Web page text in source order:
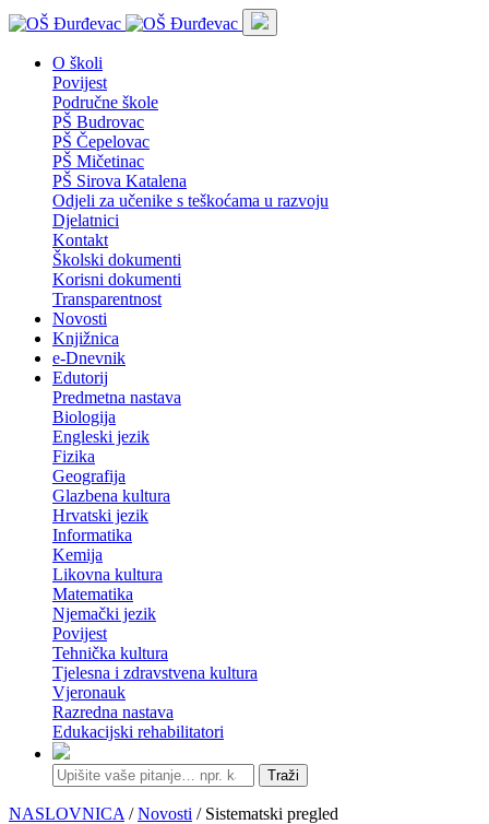
O školi
Povijest
Područne škole
PŠ Budrovac
PŠ Čepelovac
PŠ Mičetinac
PŠ Sirova Katalena
Odjeli za učenike s teškoćama u razvoju
Djelatnici
Kontakt
Školski dokumenti
Korisni dokumenti
Transparentnost
Novosti
Knjižnica
e-Dnevnik
Edutorij
Predmetna nastava
Biologija
Engleski jezik
Fizika
Geografija
Glazbena kultura
Hrvatski jezik
Informatika
Kemija
Likovna kultura
Matematika
Njemački jezik
Povijest
Tehnička kultura
Tjelesna i zdravstvena kultura
Vjeronauk
Razredna nastava
Edukacijski rehabilitatori
Traži
NASLOVNICA /Novosti / Sistematski pregled